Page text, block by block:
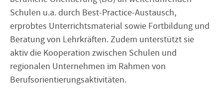
Schulen u.a. durch Best-Practice-Austausch,
erprobtes Unterrichtsmaterial sowie Fortbildung und
Beratung von Lehrkräften. Zudem unterstützt sie
aktiv die Kooperation zwischen Schulen und
regionalen Unternehmen im Rahmen von
Berufsorientierungsaktivitäten.